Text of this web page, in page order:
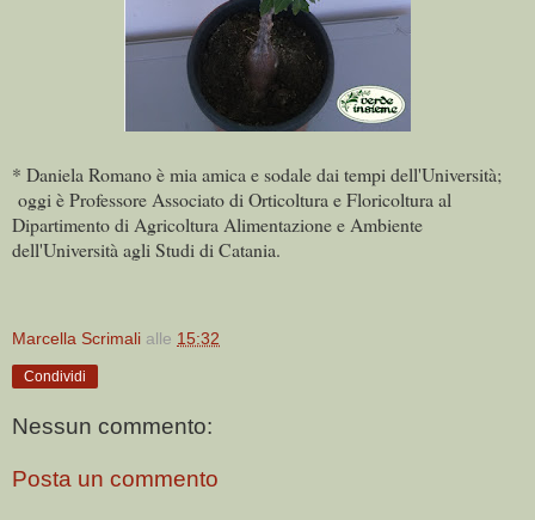
* Daniela Romano è mia amica e sodale dai tempi dell'Università;
oggi è Professore Associato di Orticoltura e Floricoltura al
Dipartimento di Agricoltura Alimentazione e Ambiente
dell'Università agli Studi di Catania.
Marcella Scrimali alle 15:32
Condividi
Nessun commento:
Posta un commento